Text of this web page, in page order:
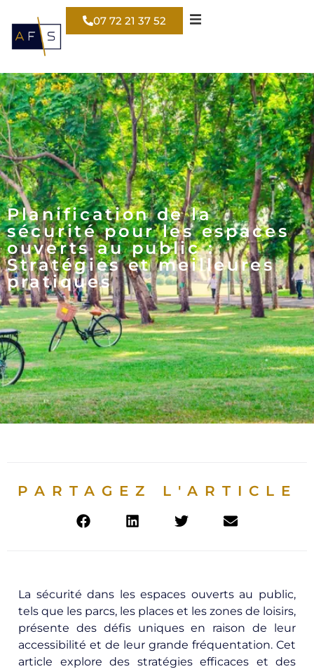
07 72 21 37 52
Planification de la
sécurité pour les espaces
ouverts au public :
Stratégies et meilleures
pratiques
PARTAGEZ L'ARTICLE
La sécurité dans les espaces ouverts au public,
tels que les parcs, les places et les zones de loisirs,
présente des défis uniques en raison de leur
accessibilité et de leur grande fréquentation. Cet
article explore des stratégies efficaces et des